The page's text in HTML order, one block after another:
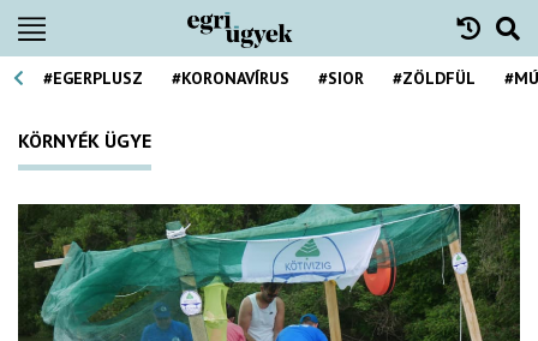
#EGERPLUSZ #KORONAVÍRUS #SIOR #ZÖLDFÜL
KÖRNYÉK ÜGYE